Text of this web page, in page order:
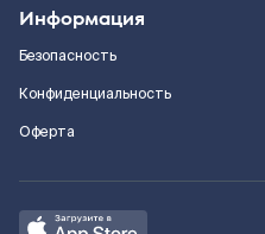
Информация
Безопасность
Конфиденциальность
Оферта